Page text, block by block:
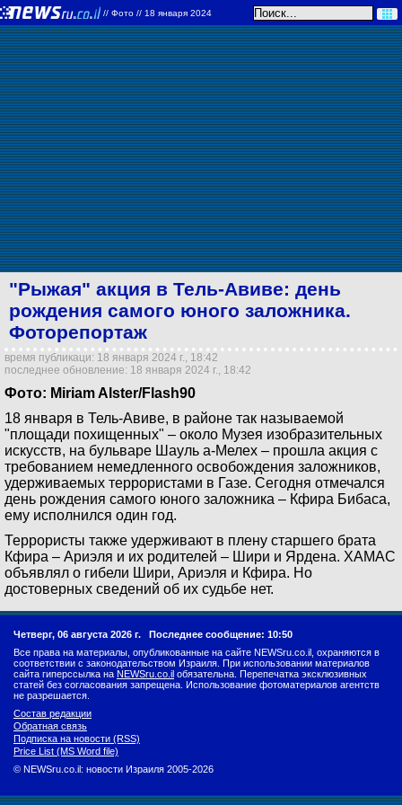
// Фото // 18 января 2024
"Рыжая" акция в Тель-Авиве: день
рождения самого юного заложника.
Фоторепортаж
время публикаци: 18 января 2024 г., 18:42
последнее обновление: 18 января 2024 г., 18:42
Фото: Miriam Alster/Flash90
18 января в Тель-Авиве, в районе так называемой
"площади похищенных" – около Музея изобразительных
искусств, на бульваре Шауль а-Мелех – прошла акция с
требованием немедленного освобождения заложников,
удерживаемых террористами в Газе. Сегодня отмечался
день рождения самого юного заложника – Кфира Бибаса,
ему исполнился один год.
Террористы также удерживают в плену старшего брата
Кфира – Ариэля и их родителей – Шири и Ярдена. ХАМАС
объявлял о гибели Шири, Ариэля и Кфира. Но
достоверных сведений об их судьбе нет.
Четверг, 06 августа 2026 г. Последнее сообщение: 10:50
Все права на материалы, опубликованные на сайте NEWSru.co.il, охраняются в
соответствии с законодательством Израиля. При использовании материалов
сайта гиперссылка на NEWSru.co.il обязательна. Перепечатка эксклюзивных
статей без согласования запрещена. Использование фотоматериалов агентств
не разрешается.
Состав редакции
Обратная связь
Подписка на новости (RSS)
Price List (MS Word file)
© NEWSru.co.il: новости Израиля 2005-2026